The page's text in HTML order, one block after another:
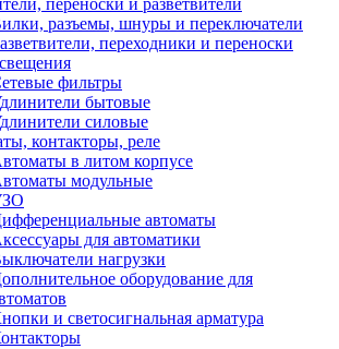
переноски и разветвители
разъемы, шнуры и переключатели
переходники и переноски
фильтры
бытовые
силовые
контакторы, реле
в литом корпусе
модульные
автоматы
для автоматики
нагрузки
оборудование для
и светосигнальная арматура